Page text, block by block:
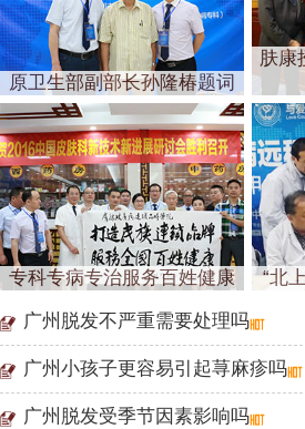
原卫生部副部长孙隆椿题词
肤康
专科专病专治服务百姓健康 “北
广州脱发不严重需要处理吗
广州小孩子更容易引起荨麻疹吗
广州脱发受季节因素影响吗